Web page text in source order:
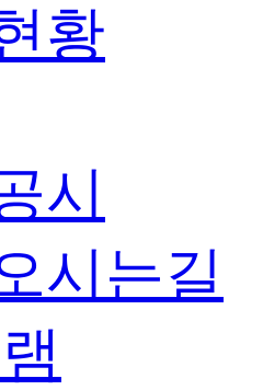
황
시
시는길